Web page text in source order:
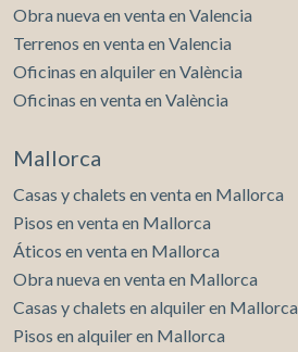
Obra nueva en venta en Valencia
Terrenos en venta en Valencia
Oficinas en alquiler en València
Oficinas en venta en València
Mallorca
Casas y chalets en venta en Mallorca
Pisos en venta en Mallorca
Áticos en venta en Mallorca
Obra nueva en venta en Mallorca
Casas y chalets en alquiler en Mallorca
Pisos en alquiler en Mallorca